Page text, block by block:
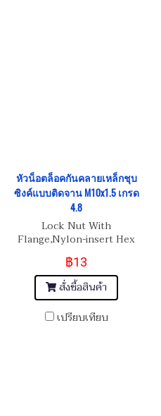
หัวน็อตล็อคกันคลายเหล็กชุบ
ซิงค์แบบติดจาน M10x1.5 เกรด
4.8
Lock Nut With
Flange,Nylon-insert Hex
฿13
สั่งซื้อสินค้า
เปรียบเทียบ